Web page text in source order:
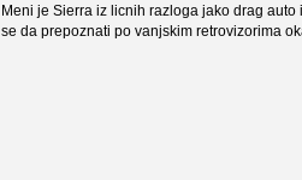
Meni je Sierra iz licnih razloga jako drag
se da prepoznati po vanjskim retrovizorima